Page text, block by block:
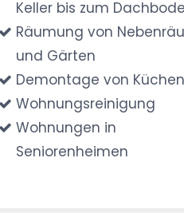
Keller bis zum
Räumung von
und Gärten
Demontage von Küchen
Wohnungsreinigung
Wohnungen in
Seniorenheimen